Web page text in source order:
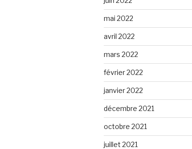
mai 2022
avril 2022
mars 2022
février 2022
janvier 2022
décembre 2021
octobre 2021
juillet 2021